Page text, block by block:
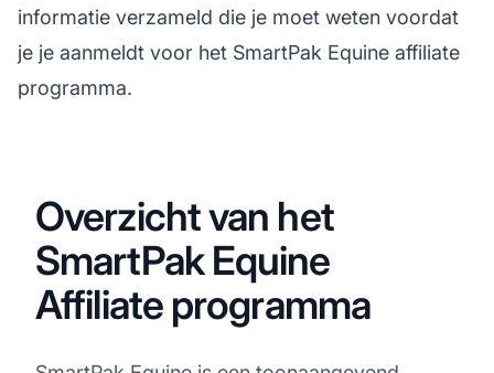
informatie verzameld die je moet weten voordat
je je aanmeldt voor het SmartPak Equine affiliate
programma.
Overzicht van het
SmartPak Equine
Affiliate programma